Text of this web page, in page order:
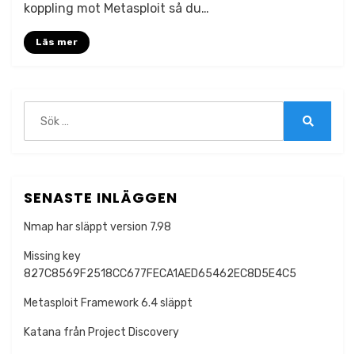
koppling mot Metasploit så du…
Läs mer
efter:
SENASTE INLÄGGEN
Nmap har släppt version 7.98
Missing key
827C8569F2518CC677FECA1AED65462EC8D5E4C5
Metasploit Framework 6.4 släppt
Katana från Project Discovery